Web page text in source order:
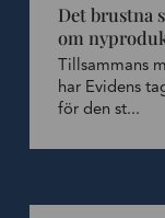
Det brustna
om
Tillsammans
har Evidens
för den st...